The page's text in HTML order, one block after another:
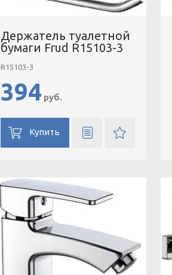
Держатель туалетной
бумаги Frud R15103-3
R15103-3
394 руб.
Купить